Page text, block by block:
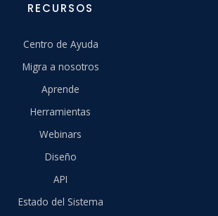
RECURSOS
Centro de Ayuda
Migra a nosotros
Aprende
Herramientas
Webinars
Diseño
API
Estado del Sistema